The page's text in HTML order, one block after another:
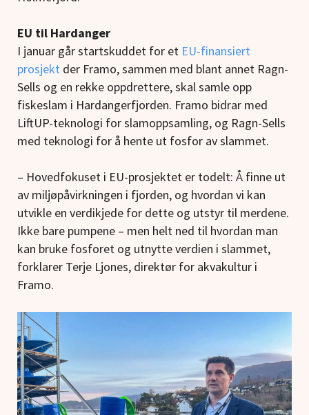
EU til Hardanger
I januar går startskuddet for et EU-finansiert
prosjekt der Framo, sammen med blant annet Ragn-
Sells og en rekke oppdrettere, skal samle opp
fiskeslam i Hardangerfjorden. Framo bidrar med
LiftUP-teknologi for slamoppsamling, og Ragn-Sells
med teknologi for å hente ut fosfor av slammet.
– Hovedfokuset i EU-prosjektet er todelt: Å finne ut
av miljøpåvirkningen i fjorden, og hvordan vi kan
utvikle en verdikjede for dette og utstyr til merdene.
Ikke bare pumpene – men helt ned til hvordan man
kan bruke fosforet og utnytte verdien i slammet,
forklarer Terje Ljones, direktør for akvakultur i
Framo.